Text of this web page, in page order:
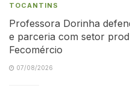
TOCANTINS
Professora Dorinha
e parceria com setor
Fecomércio
07/08/2026